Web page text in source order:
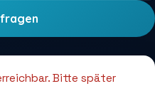
Bitte später